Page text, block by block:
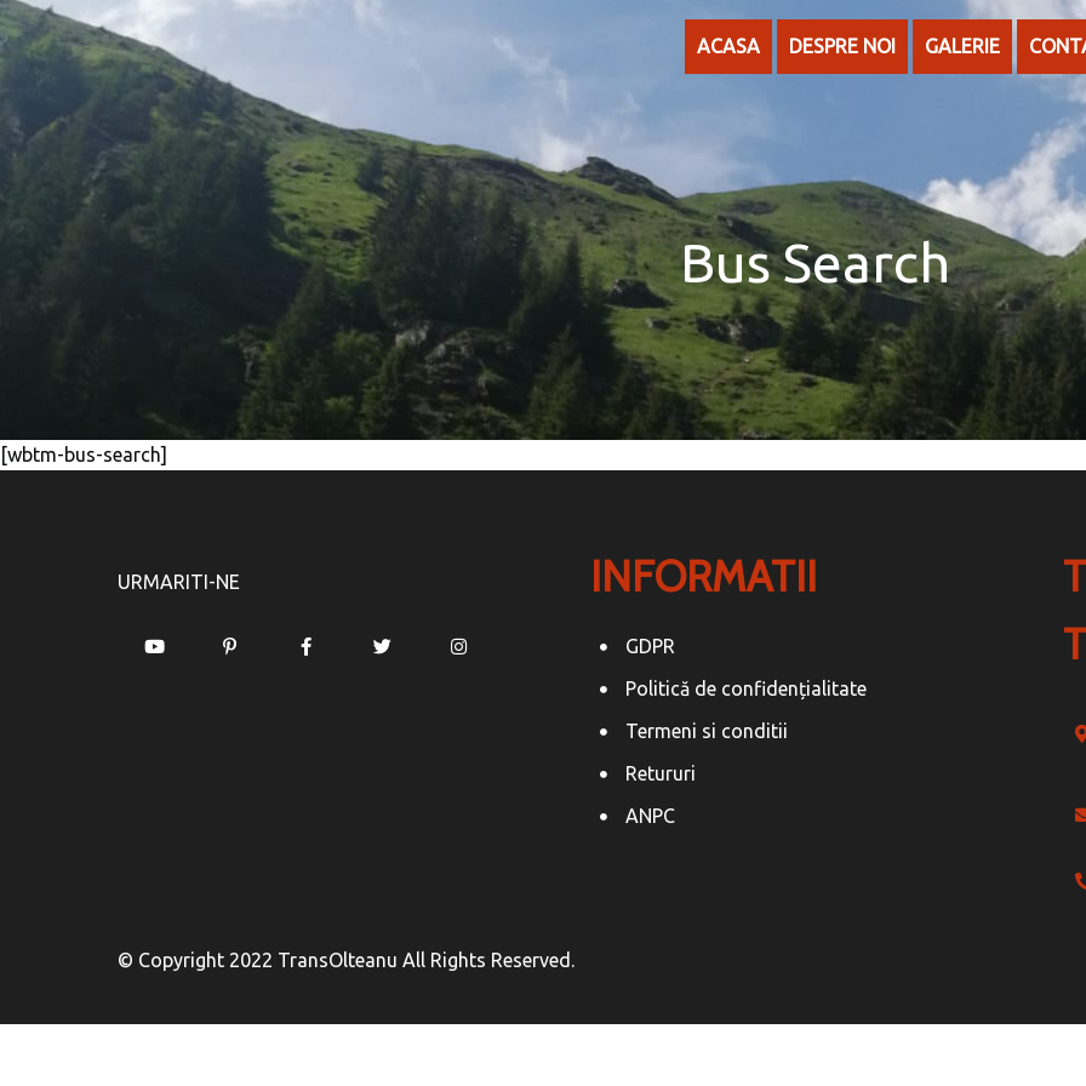
ACASA DESPRE NOI GALERIE
Bus Search
[wbtm-bus-search]
URMARITI-NE INFORMATII
GDPR
Politică de confidențialitate
Termeni si conditii
Retururi
ANPC
© Copyright 2022 TransOlteanu All Rights Reserved.